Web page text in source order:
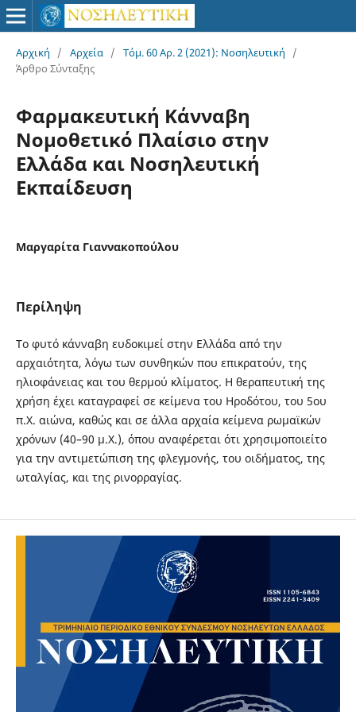
Αρχική / Αρχεία / Τόμ. 60 Αρ. 2 (2021): Νοσηλευτική
/
Άρθρο Σύνταξης
Φαρμακευτική Κάνναβη
Νομοθετικό Πλαίσιο στην
Ελλάδα και Νοσηλευτική
Εκπαίδευση
Μαργαρίτα Γιαννακοπούλου
Περίληψη
Το φυτό κάνναβη ευδοκιμεί στην Ελλάδα από την
αρχαιότητα, λόγω των συνθηκών που επικρατούν, της
ηλιοφάνειας και του θερμού κλίματος. Η θεραπευτική της
χρήση έχει καταγραφεί σε κείμενα του Ηροδότου, του 5ου
π.Χ. αιώνα, καθώς και σε άλλα αρχαία κείμενα ρωμαϊκών
χρόνων (40–90 μ.Χ.), όπου αναφέρεται ότι χρησιμοποιείτο
για την αντιμετώπιση της φλεγμονής, του οιδήματος, της
ωταλγίας, και της ρινορραγίας.